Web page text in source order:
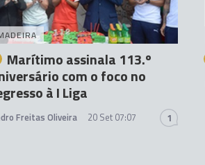
Marítimo assinala 113.º
com o foco no
à I Liga
Freitas Oliveira 20 Set 07:07 1